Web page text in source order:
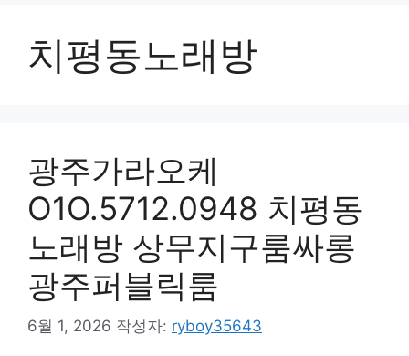
치평동노래방
광주가라오케
O1O.5712.0948 치평동
노래방 상무지구룸싸롱
광주퍼블릭룸
6월 1, 2026 작성자: ryboy35643